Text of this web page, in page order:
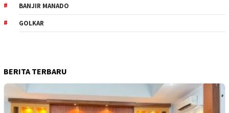
BANJIR MANADO
GOLKAR
BERITA TERBARU